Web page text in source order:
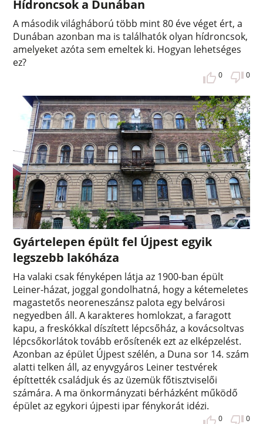
Hídroncsok a Dunában
A második világháború több mint 80 éve véget ért, a
Dunában azonban ma is találhatók olyan hídroncsok,
amelyeket azóta sem emeltek ki. Hogyan lehetséges
ez?
0 0
Gyártelepen épült fel Újpest egyik
legszebb lakóháza
Ha valaki csak fényképen látja az 1900-ban épült
Leiner-házat, joggal gondolhatná, hogy a kétemeletes
magastetős neoreneszánsz palota egy belvárosi
negyedben áll. A karakteres homlokzat, a faragott
kapu, a freskókkal díszített lépcsőház, a kovácsoltvas
lépcsőkorlátok tovább erősítenék ezt az elképzelést.
Azonban az épület Újpest szélén, a Duna sor 14. szám
alatti telken áll, az enyvgyáros Leiner testvérek
építtették családjuk és az üzemük főtisztviselői
számára. A ma önkormányzati bérházként működő
épület az egykori újpesti ipar fénykorát idézi.
0 0